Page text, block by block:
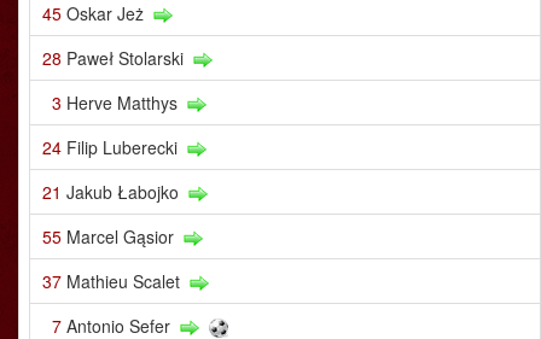
45 Oskar Jeż
28 Paweł Stolarski
3 Herve Matthys
24 Filip Luberecki
21 Jakub Łabojko
55 Marcel Gąsior
37 Mathieu Scalet
7 Antonio Sefer